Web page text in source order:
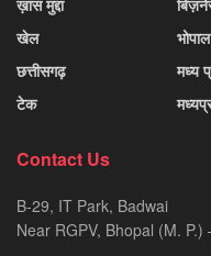
खेल
छत्तीसगढ़
टेक
भोपाल
मध्य
Contact Us
B-29, IT Park, Badwai
Near RGPV, Bhopal (M. P.)